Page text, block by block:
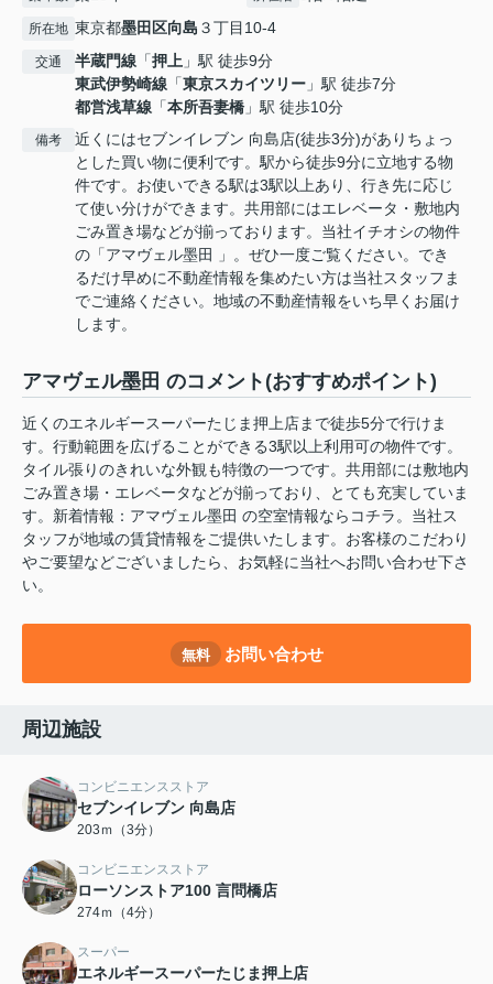
所在地 東京都墨田区向島 ３丁目10-4
交通 半蔵門線 「押上 」駅 徒歩9分
東武伊勢崎線 「東京スカイツリー 」駅 徒歩7分
都営浅草線 「本所吾妻橋 」駅 徒歩10分
備考
近くにはセブンイレブン 向島店(徒歩3分)がありちょっ
とした買い物に便利です。駅から徒歩9分に立地する物
件です。お使いできる駅は3駅以上あり、行き先に応じ
て使い分けができます。共用部にはエレベータ・敷地内
ごみ置き場などが揃っております。当社イチオシの物件
の「アマヴェル墨田 」。ぜひ一度ご覧ください。でき
るだけ早めに不動産情報を集めたい方は当社スタッフま
でご連絡ください。地域の不動産情報をいち早くお届け
します。
アマヴェル墨田 のコメント(おすすめポイント)
近くのエネルギースーパーたじま押上店まで徒歩5分で行けま
す。行動範囲を広げることができる3駅以上利用可の物件です。
タイル張りのきれいな外観も特徴の一つです。共用部には敷地内
ごみ置き場・エレベータなどが揃っており、とても充実していま
す。新着情報：アマヴェル墨田 の空室情報ならコチラ。当社ス
タッフが地域の賃貸情報をご提供いたします。お客様のこだわり
やご要望などございましたら、お気軽に当社へお問い合わせ下さ
い。
無料 お問い合わせ
周辺施設
コンビニエンスストア
セブンイレブン 向島店
203ｍ（3分）
コンビニエンスストア
ローソンストア100 言問橋店
274ｍ（4分）
スーパー
エネルギースーパーたじま押上店